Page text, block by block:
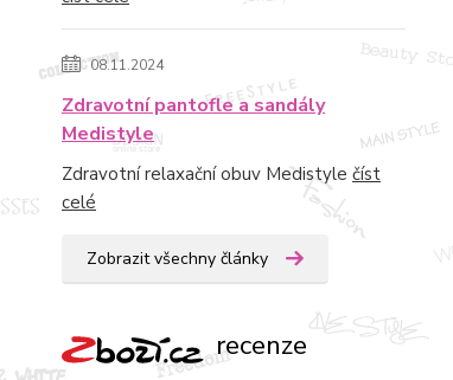
08.11.2024
Zdravotní pantofle a sandály
Medistyle
Zdravotní relaxační obuv Medistyle číst
celé
Zobrazit všechny články
recenze